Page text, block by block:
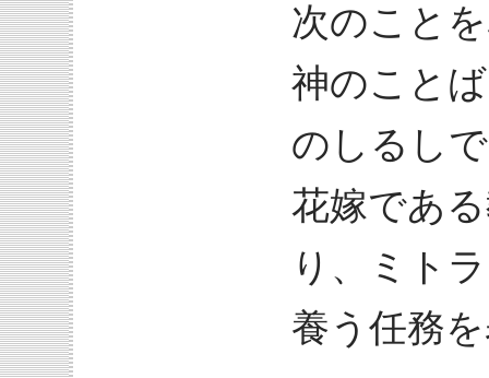
次のこと
神のこと
のしるし
花嫁であ
り、ミト
養う任務